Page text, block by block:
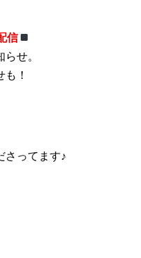
信
せ。
！
さってます♪